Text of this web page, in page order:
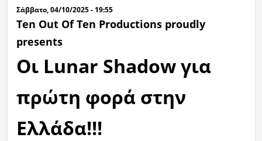
Σάββατο, 04/10/2025 - 19:55
Ten Out Of Ten Productions proudly
presents
Οι Lunar Shadow για
πρώτη φορά στην
Ελλάδα!!!